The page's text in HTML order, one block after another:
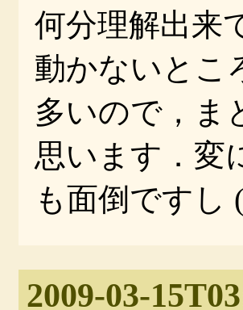
何分理解出来
動かないとこ
多いので，ま
思います．変
も面倒ですし
2009-03-